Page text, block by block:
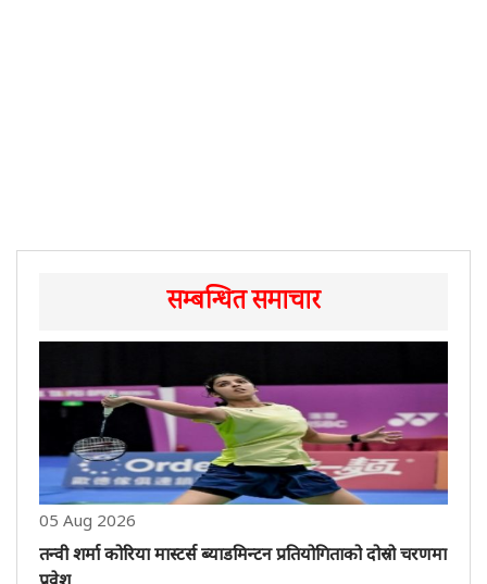
सम्बन्धित समाचार
05 Aug 2026
तन्वी शर्मा कोरिया मास्टर्स ब्याडमिन्टन प्रतियोगिताको दोस्रो चरणमा
प्रवेश